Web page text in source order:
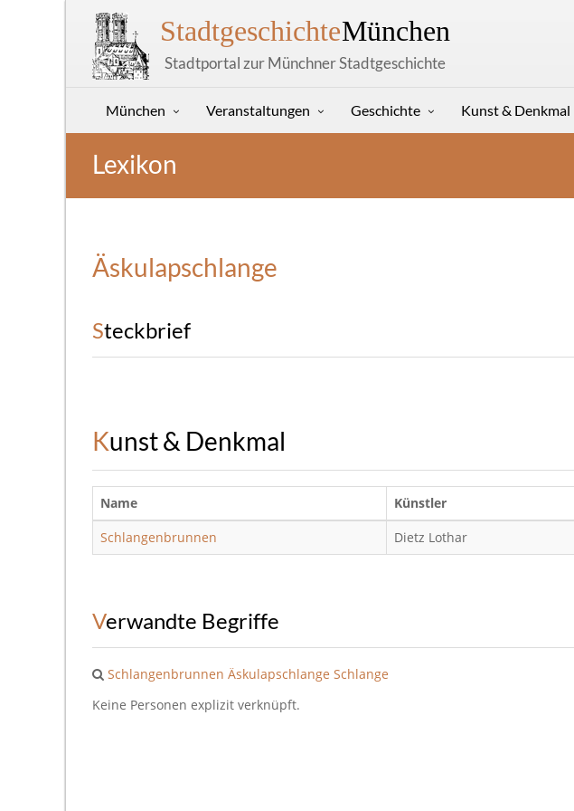
StadtgeschichteMünchen
Stadtportal zur Münchner Stadtgeschichte
München Veranstaltungen Geschichte Kunst & Denkmal
Lexikon
Äskulapschlange
Steckbrief
Kunst & Denkmal
Name Künstler
Schlangenbrunnen
Dietz Lothar
Verwandte Begriffe
Schlangenbrunnen Äskulapschlange Schlange
Keine Personen explizit verknüpft.